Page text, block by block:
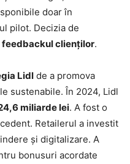
doar în
pilot. Decizia de
feedbackul clienților.
Lidl de a promova
sustenabile. În 2024, Lidl
miliarde lei. A fost o
Retailerul a investit
și digitalizare. A
bonusuri acordate